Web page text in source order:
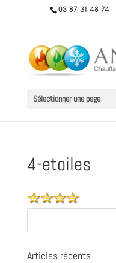
03 87 31 48 74
Sélectionner une page
4-etoiles
Articles récents